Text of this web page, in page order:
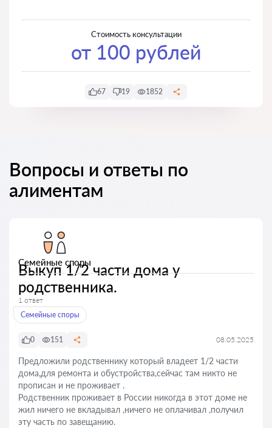
Стоимость консультации
от 100 рублей
67 19 1852
Вопросы и ответы по
алиментам
Семейные споры
Выкуп 1/2 части дома у
родственника.
1 ответ
Семейные споры
0 151 08.05.2025
Предложили родственнику который владеет 1/2 части
дома,для ремонта и обустройства,сейчас там никто не
прописан и не проживает .
Родственник проживает в России никогда в этот доме не
жил ничего не вкладывал ,ничего не оплачивал ,получил
эту часть по завещанию.